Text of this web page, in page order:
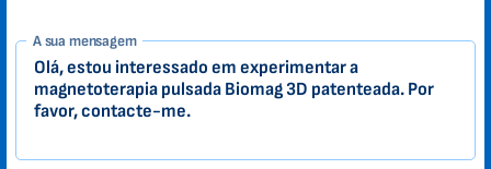
1-
PT
Zákazník
A sua mensagem